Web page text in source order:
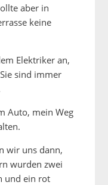
aber in
keine
Elektriker an,
sind immer
Auto, mein Weg
wir uns dann,
wurden zwei
und ein rot